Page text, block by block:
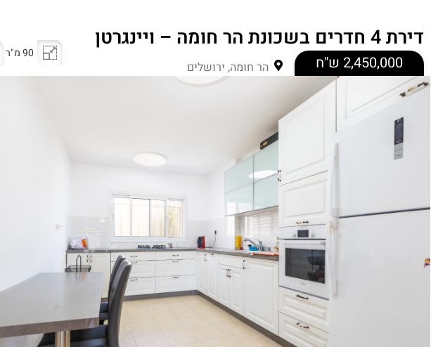
דירת 4 חדרים בשכונת הר חומה – ויינגרטן
2,450,000 ש"ח הר חומה, ירושלים
90 מ"ר